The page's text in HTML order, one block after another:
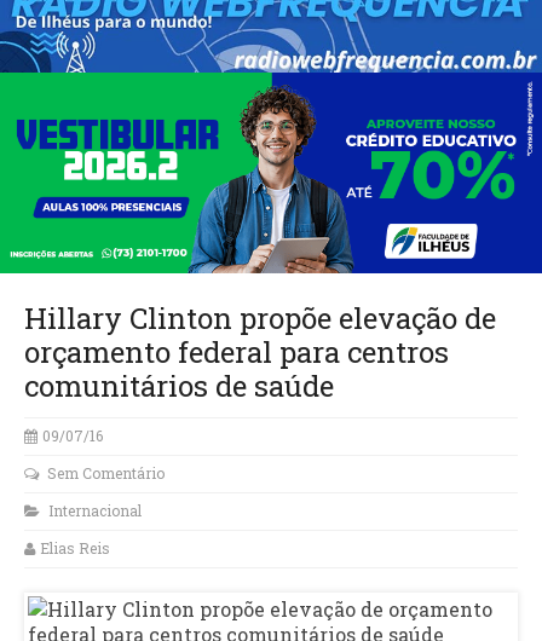
Hillary Clinton propõe elevação de
orçamento federal para centros
comunitários de saúde
09/07/16
Sem Comentário
Internacional
Elias Reis